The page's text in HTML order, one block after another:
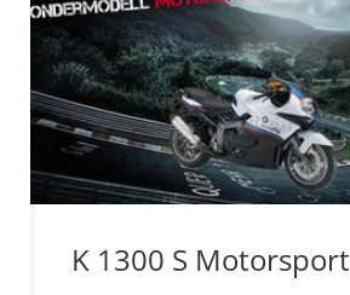
K 1300 S Motorsport